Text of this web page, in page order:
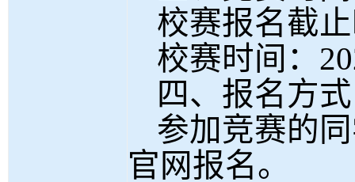
校赛报名截
校赛时间：
四、报名方式
参加竞赛的
官网报名。